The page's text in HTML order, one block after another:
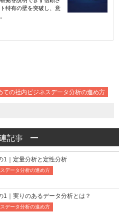
ての社内ビジネスデータ分析の進め方
記事
1｜定量分析と定性分析
データ分析の進め方
1｜実りのあるデータ分析とは？
データ分析の進め方